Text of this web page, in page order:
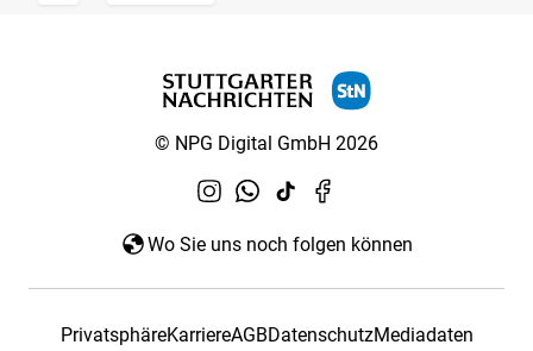
© NPG Digital GmbH 2026
Wo Sie uns noch folgen können
PrivatsphäreKarriereAGBDatenschutzMediadaten